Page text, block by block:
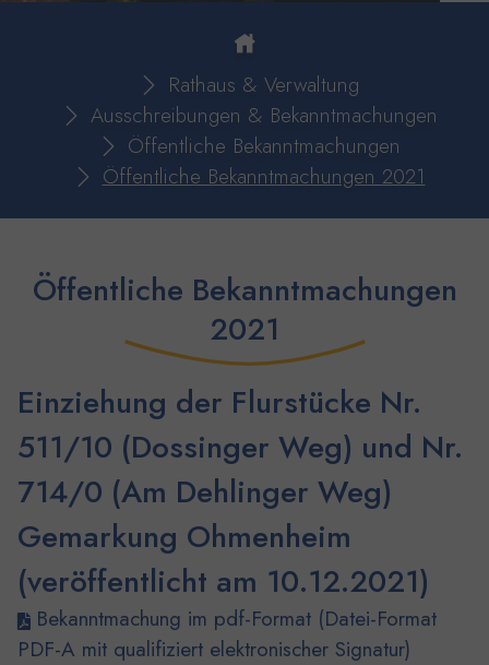
Rathaus & Verwaltung
Ausschreibungen & Bekanntmachungen
Öffentliche Bekanntmachungen
Öffentliche Bekanntmachungen 2021
Öffentliche Bekanntmachungen
2021
Einziehung der Flurstücke Nr.
511/10 (Dossinger Weg) und Nr.
714/0 (Am Dehlinger Weg)
Gemarkung Ohmenheim
(veröffentlicht am 10.12.2021)
Bekanntmachung im pdf-Format (Datei-Format
PDF-A mit qualifiziert elektronischer Signatur)